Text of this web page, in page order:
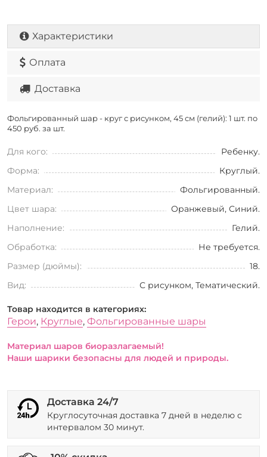
Характеристики
Оплата
Доставка
Фольгированный шар - круг с рисунком, 45 см (гелий): 1 шт. по
450 руб. за шт.
Для кого:
Ребенку.
Форма:
Круглый.
Материал:
Фольгированный.
Цвет шара:
Оранжевый, Синий.
Наполнение:
Гелий.
Обработка:
Не требуется.
Размер (дюймы):
18.
Вид:
С рисунком, Тематический.
Товар находится в категориях:
Герои, Круглые, Фольгированные шары
Материал шаров биоразлагаемый!
Наши шарики безопасны для людей и природы.
Доставка 24/7
Круглосуточная доставка 7 дней в неделю с
интервалом 30 минут.